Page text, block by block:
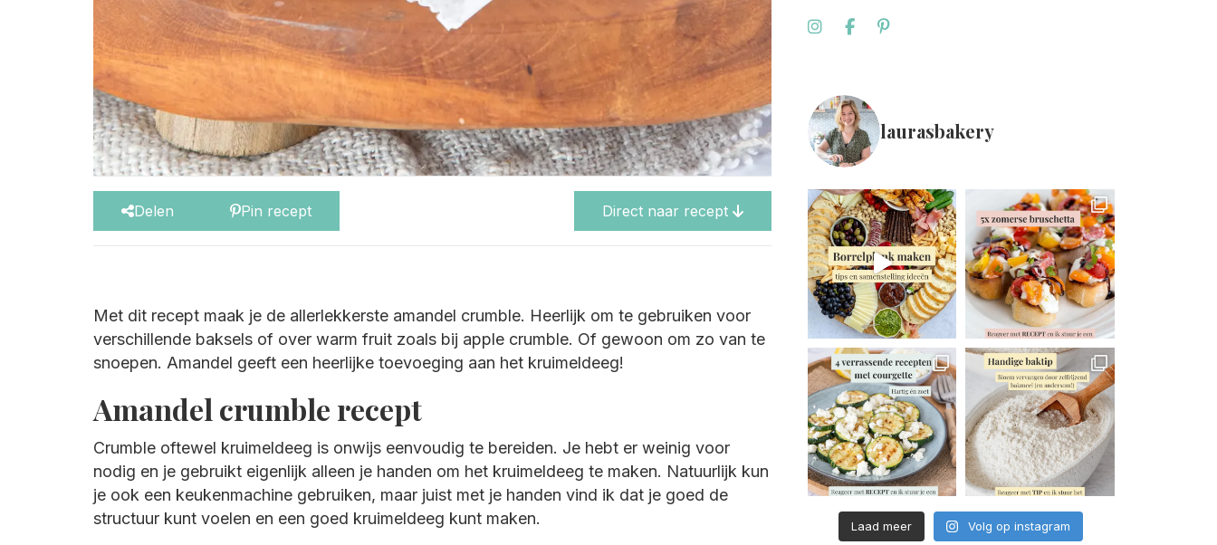
Delen Pin recept Direct naar recept
Met dit recept maak je de allerlekkerste amandel crumble. Heerlijk om te gebruiken voor
verschillende baksels of over warm fruit zoals bij apple crumble. Of gewoon om zo van te
snoepen. Amandel geeft een heerlijke toevoeging aan het kruimeldeeg!
Amandel crumble recept
Crumble oftewel kruimeldeeg is onwijs eenvoudig te bereiden. Je hebt er weinig voor
nodig en je gebruikt eigenlijk alleen je handen om het kruimeldeeg te maken. Natuurlijk kun
je ook een keukenmachine gebruiken, maar juist met je handen vind ik dat je goed de
structuur kunt voelen en een goed kruimeldeeg kunt maken.
laurasbakery
Laad meer Volg op instagram